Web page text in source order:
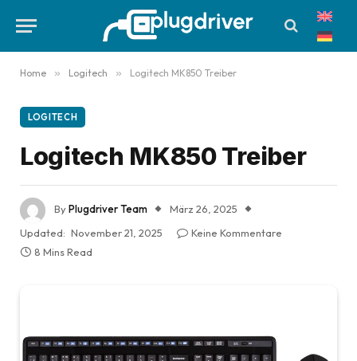
Home » Logitech » Logitech MK850 Treiber
LOGITECH
Logitech MK850 Treiber
ByPlugdriver Team
März 26, 2025
Updated: November 21, 2025
Keine Kommentare
8 Mins Read